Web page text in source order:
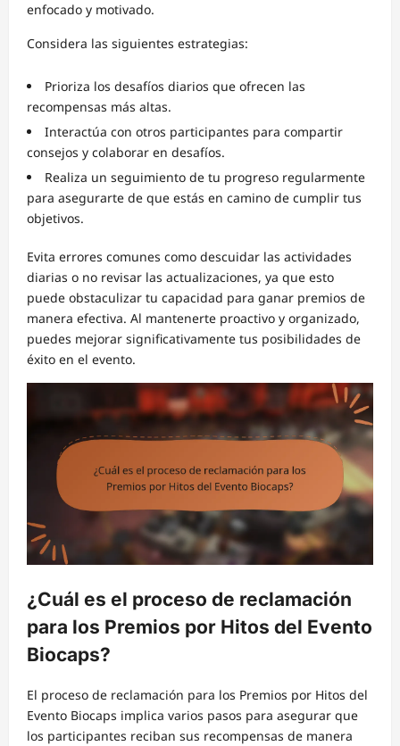
enfocado y motivado.
Considera las siguientes estrategias:
Prioriza los desafíos diarios que ofrecen las
recompensas más altas.
Interactúa con otros participantes para compartir
consejos y colaborar en desafíos.
Realiza un seguimiento de tu progreso regularmente
para asegurarte de que estás en camino de cumplir tus
objetivos.
Evita errores comunes como descuidar las actividades
diarias o no revisar las actualizaciones, ya que esto
puede obstaculizar tu capacidad para ganar premios de
manera efectiva. Al mantenerte proactivo y organizado,
puedes mejorar significativamente tus posibilidades de
éxito en el evento.
¿Cuál es el proceso de reclamación
para los Premios por Hitos del Evento
Biocaps?
El proceso de reclamación para los Premios por Hitos del
Evento Biocaps implica varios pasos para asegurar que
los participantes reciban sus recompensas de manera